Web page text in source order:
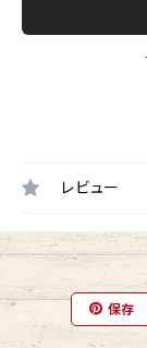
レビュー
保存